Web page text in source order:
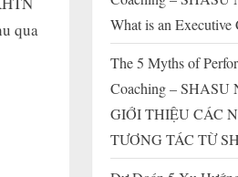
qua
What is an Executive
The 5 Myths of
Coaching – SHASU
GIỚI THIỆU CÁC
TƯƠNG TÁC TỪ